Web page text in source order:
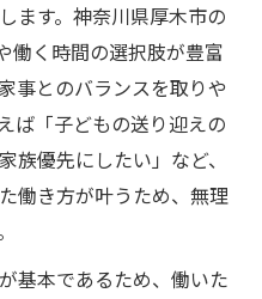
ます。神奈川県厚木市の
働く時間の選択肢が豊富
事とのバランスを取りや
ば「子どもの送り迎えの
族優先にしたい」など、
働き方が叶うため、無理
基本であるため、働いた